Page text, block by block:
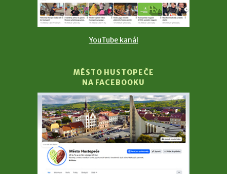
YouTube kanál
MĚSTO HUSTOPEČE
NA FACEBOOKU